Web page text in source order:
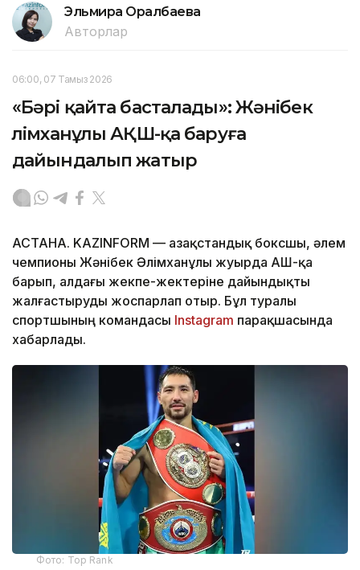
Эльмира Оралбаева
Авторлар
06:00, 07 Тамыз 2026
«Бәрі қайта басталады»: Жәнібек
Әлімханұлы АҚШ-қа баруға
дайындалып жатыр
АСТАНА. KAZINFORM — Қазақстандық боксшы, әлем
чемпионы Жәнібек Әлімханұлы жуырда АҚШ-қа
барып, алдағы жекпе-жектеріне дайындықты
жалғастыруды жоспарлап отыр. Бұл туралы
спортшының командасы Instagram парақшасында
хабарлады.
Фото: Top Rank